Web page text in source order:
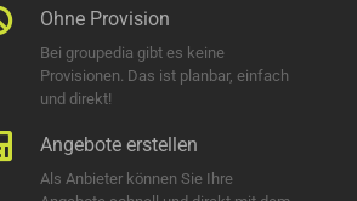
Ohne Provision
Bei groupedia gibt es keine
Provisionen. Das ist planbar, einfach
und direkt!
Angebote erstellen
Als Anbieter können Sie Ihre